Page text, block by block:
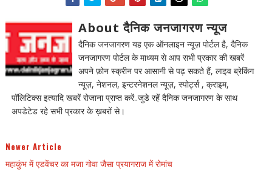
About दैनिक जनजागरण न्यूज
दैनिक जनजागरण यह एक ऑनलाइन न्यूज़ पोर्टल है, दैनिक
जनजागरण पोर्टल के माध्यम से आप सभी प्रकार की खबरें
अपने फ़ोन स्क्रीन पर आसानी से पढ़ सकते हैं, लाइव ब्रेकिंग
न्यूज़, नेशनल, इन्टरनेशनल न्यूज़, स्पोर्ट्स , क्राइम,
पॉलिटिक्स इत्यादि खबरें रोजाना प्राप्त करें..जुडे रहें दैनिक जनजागरण के साथ
अपडेटेड रहे सभी प्रकार के ख़बरों से।
Newer Article
महाकुंभ में एडवेंचर का मजा गोवा जैसा प्रयागराज में रोमांच